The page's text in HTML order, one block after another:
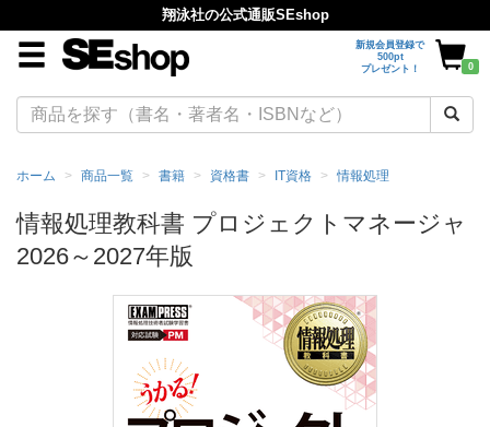
翔泳社の公式通販SEshop
新規会員登録で
500pt
プレゼント！
0
ホーム 商品一覧 書籍 資格書 IT資格 情報処理
情報処理教科書 プロジェクトマネージャ
2026～2027年版